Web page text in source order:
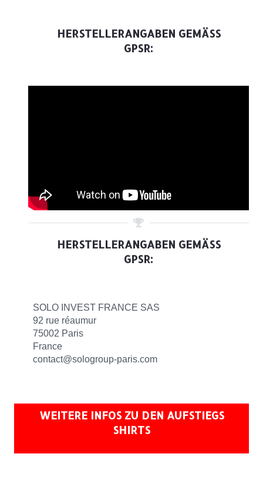
HERSTELLERANGABEN GEMÄSS G
PSR:
HERSTELLERANGABEN GEMÄSS G
PSR:
SOLO INVEST FRANCE SAS
92 rue réaumur
75002 Paris
France
contact@sologroup-paris.com
WEITERE INFOS ZU DEN AUFSTIEGS
SHIRTS